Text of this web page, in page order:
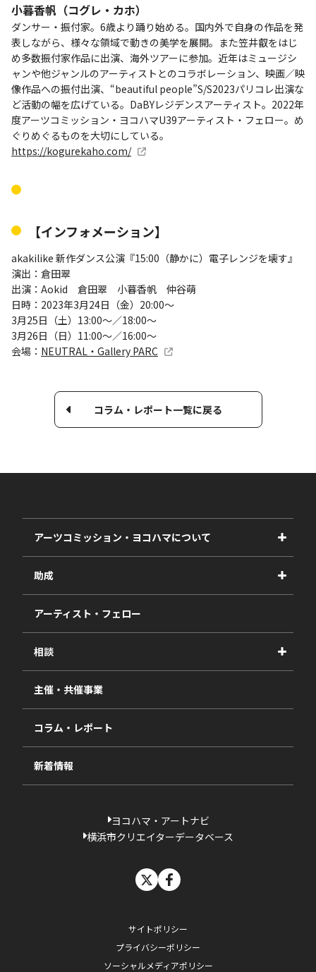
小暮香帆（コグレ・カホ）
ダンサー・振付家。6歳より踊り始める。国内外で自身の作品を発
表しながら、様々な領域で動きの美学を展開。また笠井叡をはじ
め多数振付家作品に出演、海外ツアーに参加。近年はミュージシ
ャンや他ジャンルのアーティストとのコラボレーション、映画／映
像作品への振付出演、“beautiful people”S/S2023パリコレ出演な
ど活動の幅を広げている。DaBYレジデンスアーティスト。2022年
度アーツコミッション・ヨコハマU39アーティスト・フェロー。め
ぐりめぐるものを大切にしている。
https://kogurekaho.com/
【インフォメーション】
akakilike 新作ダンス公演『15:00（静かに）電子レンジを壊す』
演出：倉田翠
出演：Aokid 倉田翠 小暮香帆 仲谷萌
日時：2023年3月24日（金）20:00～
3月25日（土）13:00～／18:00～
3月26日（日）11:00～／16:00～
会場： NEUTRAL・Gallery PARC
コラム・レポート一覧に戻る
アーツコミッション・ヨコハマについて
事業紹介
事業報告書
助成
2027年度
2026年度
2025年度
2024年度
2023年度
過去の採択一覧
アーティスト・フェロー
相談
視察・ヒアリング・研究
相談依頼フォーム
主催・共催事業
コラム・レポート
新着情報
ヨコハマ・アートナビ
横浜市クリエイターデータベース
サイトポリシー
プライバシーポリシー
ソーシャルメディアポリシー